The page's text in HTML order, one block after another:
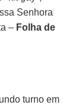
Senhora
– Folha de
turno em